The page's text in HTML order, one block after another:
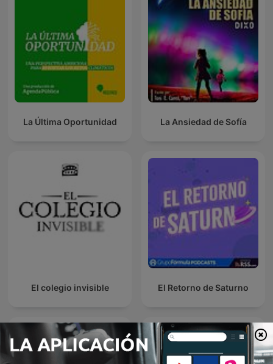
La Última Oportunidad La Ansiedad de Sofía
El colegio invisible El Retorno de Saturno